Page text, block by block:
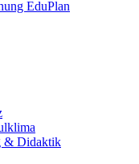
EduPlan
& Didaktik